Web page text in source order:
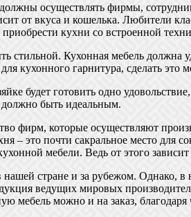
осуществлять фирмы,
от вкуса и кошелька. Любители
кухни со встроенной
стильной. Кухонная мебель должна
кухонного гарнитура, сделать
будет готовить одно
быть идеальным.
фирм, которые осуществляют
– это почти сакральное место
мебели. Ведь от этого
стране и за рубежом. Однако, в
ведущих мировых
мебель можно и на заказ,